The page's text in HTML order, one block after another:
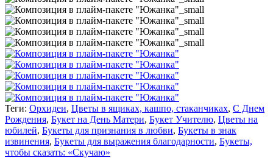
Теги: Орхидеи, Цветы в ящиках, кашпо, стаканчиках, С Днем
Рождения, Букет на День Матери, Букет Учителю, Цветы на
юбилей, Букеты для признания в любви, Букеты в знак
извинения, Букеты для выражения благодарности, Букеты,
чтобы сказать: «Скучаю»